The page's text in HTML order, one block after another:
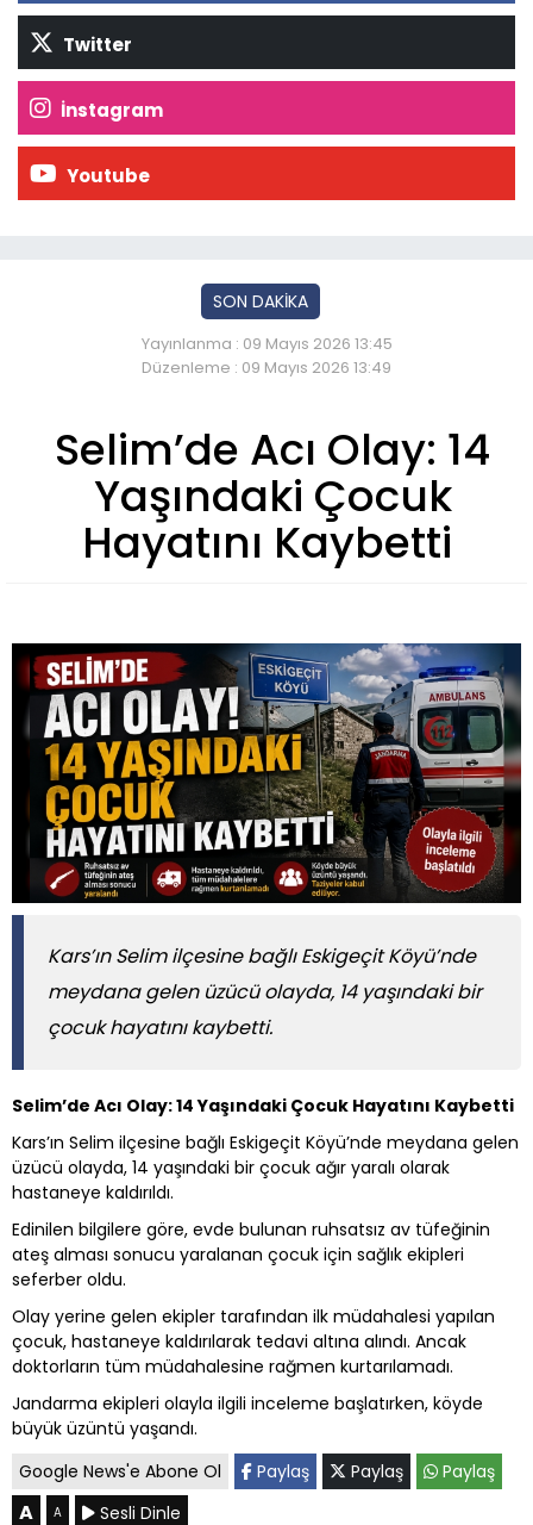
Twitter
İnstagram
Youtube
SON DAKİKA
Yayınlanma : 09 Mayıs 2026 13:45
Düzenleme : 09 Mayıs 2026 13:49
Selim’de Acı Olay: 14
Yaşındaki Çocuk
Hayatını Kaybetti
Kars’ın Selim ilçesine bağlı Eskigeçit Köyü’nde
meydana gelen üzücü olayda, 14 yaşındaki bir
çocuk hayatını kaybetti.
Selim’de Acı Olay: 14 Yaşındaki Çocuk Hayatını Kaybetti
Kars’ın Selim ilçesine bağlı Eskigeçit Köyü’nde meydana gelen
üzücü olayda, 14 yaşındaki bir çocuk ağır yaralı olarak
hastaneye kaldırıldı.
Edinilen bilgilere göre, evde bulunan ruhsatsız av tüfeğinin
ateş alması sonucu yaralanan çocuk için sağlık ekipleri
seferber oldu.
Olay yerine gelen ekipler tarafından ilk müdahalesi yapılan
çocuk, hastaneye kaldırılarak tedavi altına alındı. Ancak
doktorların tüm müdahalesine rağmen kurtarılamadı.
Jandarma ekipleri olayla ilgili inceleme başlatırken, köyde
büyük üzüntü yaşandı.
Google News'e Abone Ol
Paylaş Paylaş Paylaş
A A Sesli Dinle